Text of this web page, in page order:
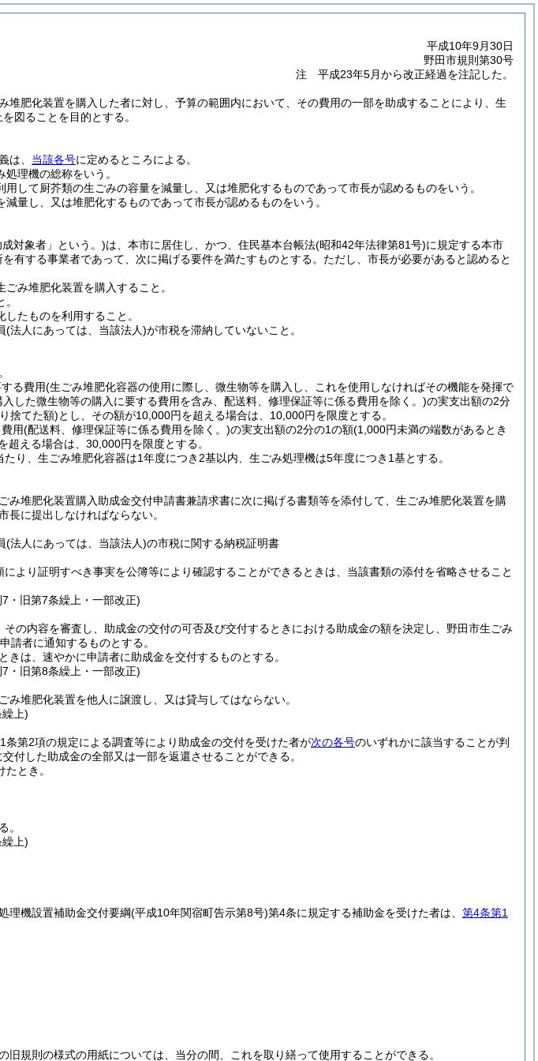
平成10年9月30日
野田市規則第30号
注 平成23年5月から改正経過を注記した。
堆肥化装置を購入した者に対し、予算の範囲内において、その費用の一部を助成することにより、生
図ることを目的とする。
は、 当該各号に定めるところによる。
理機の総称をいう。
して厨芥類の生ごみの容量を減量し、又は堆肥化するものであって市長が認めるものをいう。
量し、又は堆肥化するものであって市長が認めるものをいう。
対象者」という。)は、本市に居住し、かつ、住民基本台帳法(昭和42年法律第81号)に規定する本市
有する事業者であって、次に掲げる要件を満たすものとする。 ただし、市長が必要があると認めると
み堆肥化装置を購入すること。
たものを利用すること。
(法人にあっては、当該法人)が市税を滞納していないこと。
る費用(生ごみ堆肥化容器の使用に際し、微生物等を購入し、これを使用しなければその機能を発揮で
した微生物等の購入に要する費用を含み、配送料、修理保証等に係る費用を除く。)の実支出額の2分
捨てた額)とし、その額が10,000円を超える場合は、10,000円を限度とする。
用(配送料、修理保証等に係る費用を除く。)の実支出額の2分の1の額(1,000円未満の端数があるとき
超える場合は、30,000円を限度とする。
り、生ごみ堆肥化容器は1年度につき2基以内、生ごみ処理機は5年度につき1基とする。
み堆肥化装置購入助成金交付申請書兼請求書に次に掲げる書類等を添付して、生ごみ堆肥化装置を購
長に提出しなければならない。
(法人にあっては、当該法人)の市税に関する納税証明書
により証明すべき事実を公簿等により確認することができるときは、当該書類の添付を省略させること
・旧第7条繰上・一部改正)
の内容を審査し、助成金の交付の可否及び交付するときにおける助成金の額を決定し、野田市生ごみ
請者に通知するものとする。
きは、速やかに申請者に助成金を交付するものとする。
・旧第8条繰上・一部改正)
堆肥化装置を他人に譲渡し、又は貸与してはならない。
上)
条第2項の規定による調査等により助成金の交付を受けた者が次の各号のいずれかに該当することが判
付した助成金の全部又は一部を返還させることができる。
とき。
。
上)
理機設置補助金交付要綱(平成10年関宿町告示第8号)第4条に規定する補助金を受けた者は、 第4条第1
規則の様式の用紙については、当分の間、これを取り繕って使用することができる。